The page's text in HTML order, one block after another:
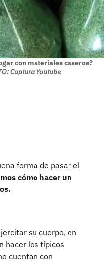
con materiales caseros?
Captura Youtube
forma de pasar el
cómo hacer un
su cuerpo, en
hacer los típicos
cuentan con